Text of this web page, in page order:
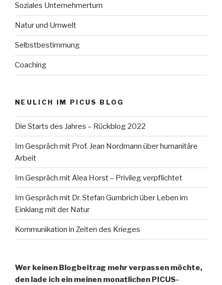
Soziales Unternehmertum
Natur und Umwelt
Selbstbestimmung
Coaching
NEULICH IM PICUS BLOG
Die Starts des Jahres – Rückblog 2022
Im Gespräch mit Prof. Jean Nordmann über humanitäre
Arbeit
Im Gespräch mit Alea Horst – Privileg verpflichtet
Im Gespräch mit Dr. Stefan Gumbrich über Leben im
Einklang mit der Natur
Kommunikation in Zeiten des Krieges
Wer keinen Blogbeitrag mehr verpassen möchte,
den lade ich ein meinen monatlichen PICUS-